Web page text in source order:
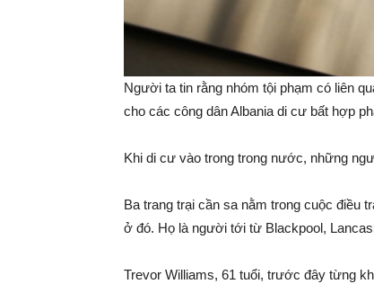
Người ta tin rằng nhóm tội phạm có liên
cho các công dân Albania di cư bất hợp
Khi di cư vào trong trong nước, những
Ba trang trại cần sa nằm trong cuộc điều
ở đó. Họ là người tới từ Blackpool,
Trevor Williams, 61 tuổi, trước đây từng